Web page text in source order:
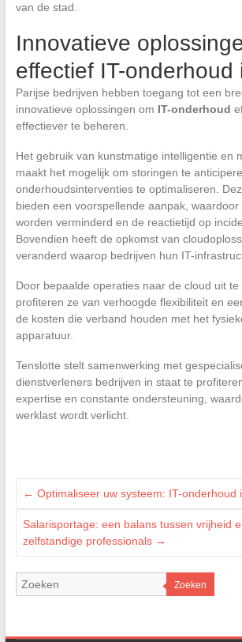
van de stad.
Innovatieve
effectief IT-onderhoud
Parijse bedrijven hebben toegang tot een
innovatieve oplossingen om IT-onderhoud
effectiever te beheren.
Het gebruik van kunstmatige intelligentie en
maakt het mogelijk om storingen te
onderhoudsinterventies te optimaliseren.
bieden een voorspellende aanpak, waardoor
worden verminderd en de reactietijd op
Bovendien heeft de opkomst van
veranderd waarop bedrijven hun IT-
Door bepaalde operaties naar de cloud uit te
profiteren ze van verhoogde flexibiliteit en
de kosten die verband houden met het
apparatuur.
Tenslotte stelt samenwerking met
dienstverleners bedrijven in staat te
expertise en constante ondersteuning,
werklast wordt verlicht.
← Optimaliseer uw systeem: IT-onderhoud
Salarisportage: een balans tussen vrijheid
zelfstandige professionals →
Zoeken